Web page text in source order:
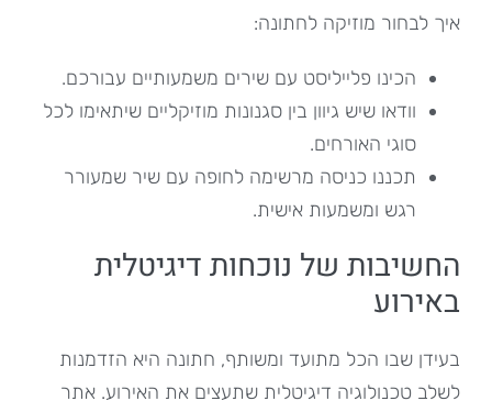
איך לבחור מוזיקה לחתונה:
הכינו פלייליסט עם שירים משמעותיים עבורכם.
וודאו שיש גיוון בין סגנונות מוזיקליים שיתאימו לכל
סוגי האורחים.
תכננו כניסה מרשימה לחופה עם שיר שמעורר
רגש ומשמעות אישית.
החשיבות של נוכחות דיגיטלית
באירוע
בעידן שבו הכל מתועד ומשותף, חתונה היא הזדמנות
לשלב טכנולוגיה דיגיטלית שתעצים את האירוע. אתר